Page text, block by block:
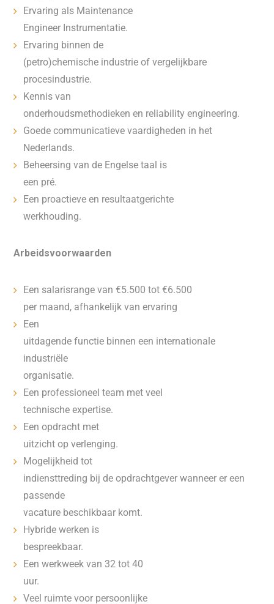
Ervaring als Maintenance
Engineer Instrumentatie.
Ervaring binnen de
(petro)chemische industrie of vergelijkbare
procesindustrie.
Kennis van
onderhoudsmethodieken en reliability engineering.
Goede communicatieve vaardigheden in het
Nederlands.
Beheersing van de Engelse taal is
een pré.
Een proactieve en resultaatgerichte
werkhouding.
Arbeidsvoorwaarden
Een salarisrange van €5.500 tot €6.500
per maand, afhankelijk van ervaring
Een
uitdagende functie binnen een internationale
industriële
organisatie.
Een professioneel team met veel
technische expertise.
Een opdracht met
uitzicht op verlenging.
Mogelijkheid tot
indiensttreding bij de opdrachtgever wanneer er een
passende
vacature beschikbaar komt.
Hybride werken is
bespreekbaar.
Een werkweek van 32 tot 40
uur.
Veel ruimte voor persoonlijke